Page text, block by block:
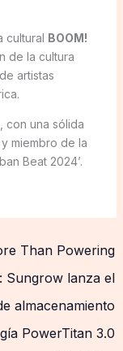
cultural BOOM!
de la cultura
artistas
, con una sólida
miembro de la
Beat 2024’.
Than Powering
Sungrow lanza el
almacenamiento
PowerTitan 3.0